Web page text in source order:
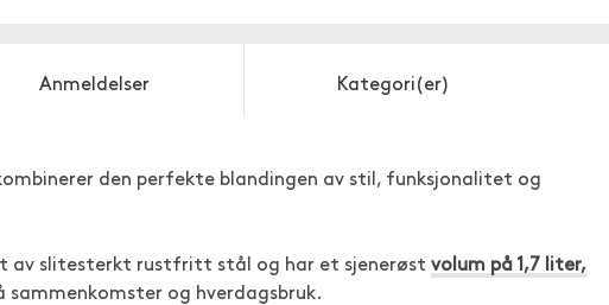
Anmeldelser Kategori(er)
den perfekte blandingen av stil, funksjonalitet og
av slitesterkt rustfritt stål og har et sjenerøst volum på 1,7 liter,
sammenkomster og hverdagsbruk.